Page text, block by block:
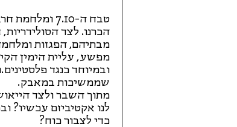
טבח ה-7.10
הכרנו. לצד
מבתיהם, הפגזות
מפשע, עליית הימין
שממשיכות במאבק.
מתוך השבר ולצד
לנו אקטיביזם עכשיו?
כדי לצבור כוח?